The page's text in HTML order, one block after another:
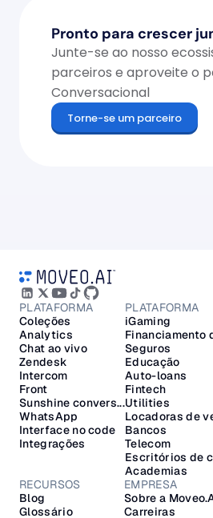
Pronto para crescer
Junte-se ao nosso
parceiros e aproveite o
Conversacional
Torne-se um parceiro
PLATAFORMA
Interface no code
Coleções
Analytics
Chat ao vivo
Zendesk
Intercom
Front
WhatsApp
Sunshine convers...
Integrações
RECURSOS
Blog
Glossário
EMPRESA
Sobre a
Carreiras
PLATAFORMA
Financiamento
Seguros
iGaming
Educação
Auto-loans
Fintech
Utilities
Locadoras de
Bancos
Telecom
Escritórios de
Academias